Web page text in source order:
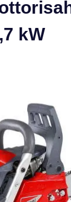
kW